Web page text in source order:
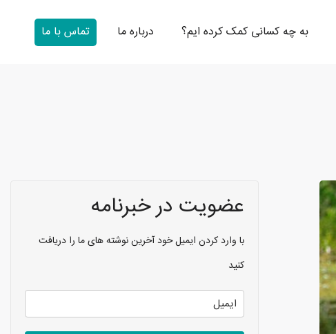
به چه کسانی کمک کرده ایم؟ درباره ما تماس با ما
عضویت در خبرنامه
با وارد کردن ایمیل خود آخرین نوشته های ما را دریافت
کنید